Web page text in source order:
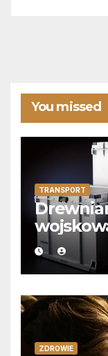
You missed
TRANSPORT
ZDROWIE